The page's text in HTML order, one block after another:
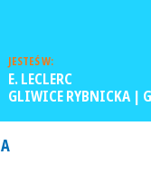
JESTEŚ W:
E. LECLERC
GLIWICE RYBNICKA |